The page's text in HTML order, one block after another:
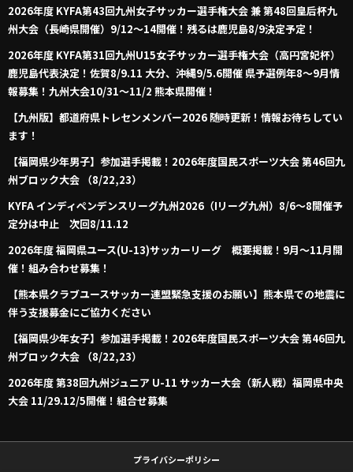
2026年度 KYFA第43回九州女子サッカー選手権大会 兼 第48回皇后杯九
州大会（長崎県開催）9/12～14開催！残るは鹿児島8/9決定予定！
2026年度 KYFA第31回九州U15女子サッカー選手権大会（高円宮妃杯）
鹿児島代表決定！佐賀8/9.11 大分、沖縄9/5.6開催 県予選例年8～9月情
報募集！九州大会10/31～11/2 熊本県開催！
【九州版】都道府県トレセンメンバー2026 随時更新！情報お待ちしてい
ます！
【福岡県少年男子】参加選手掲載！2026年度国民スポーツ大会 第46回九
州ブロック大会 （8/22,23）
KYFA インディペンデンスリーグ九州2026（Iリーグ九州）8/6～8開催予
定分は中止 次回8/11.12
2026年度 福岡県ユース(U-13)サッカーリーグ 概要掲載！9月～11月開
催！組み合わせ募集！
【熊本県クラブユースサッカー連盟緊急支援のお願い】熊本県での地震に
伴う支援募金にご協力ください
【福岡県少年女子】参加選手掲載！2026年度国民スポーツ大会 第46回九
州ブロック大会 （8/22,23）
2026年度 第38回九州ジュニア U-11 サッカー大会（新人戦）福岡県中央
大会 11/29.12/5開催！組合せ募集
プライバシーポリシー